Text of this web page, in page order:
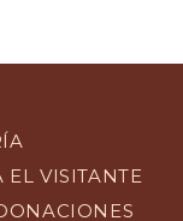
VISITANTE